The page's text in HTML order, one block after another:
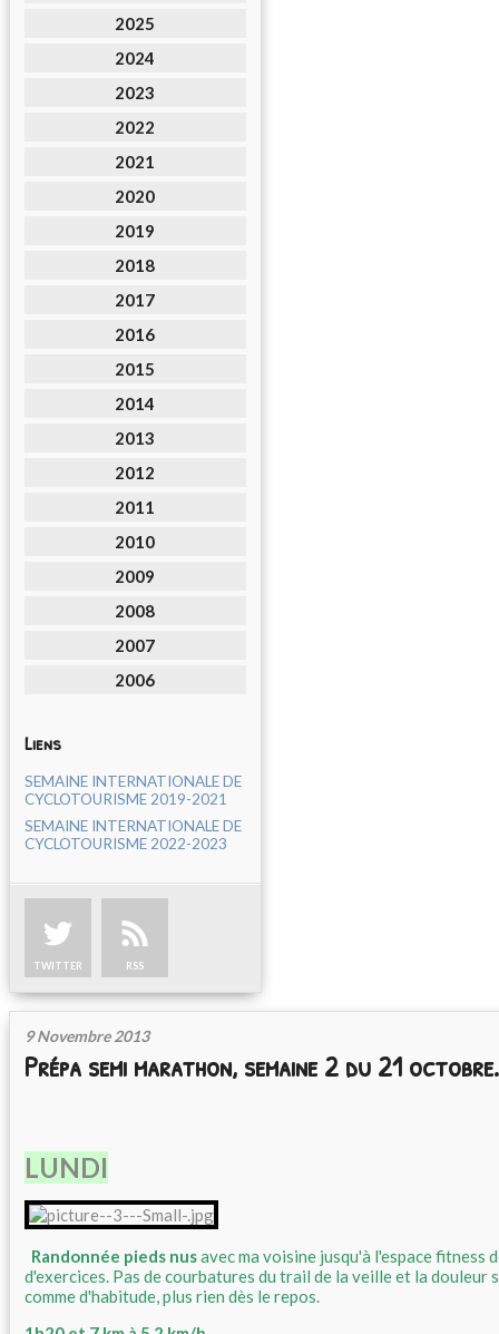
2025
2024
2023
2022
2021
2020
2019
2018
2017
2016
2015
2014
2013
2012
2011
2010
2009
2008
2007
2006
Liens
SEMAINE INTERNATIONALE DE
CYCLOTOURISME 2019-2021
SEMAINE INTERNATIONALE DE
CYCLOTOURISME 2022-2023
TWITTER RSS
9 Novembre 2013
Prépa semi marathon, semaine 2 du 21 octobre.
LUNDI
Randonnée pieds nusavec ma voisine jusqu'à l'espace fitness
d'exercices. Pas de courbatures du trail de la veille et la douleur
comme d'habitude, plus rien dès le repos.